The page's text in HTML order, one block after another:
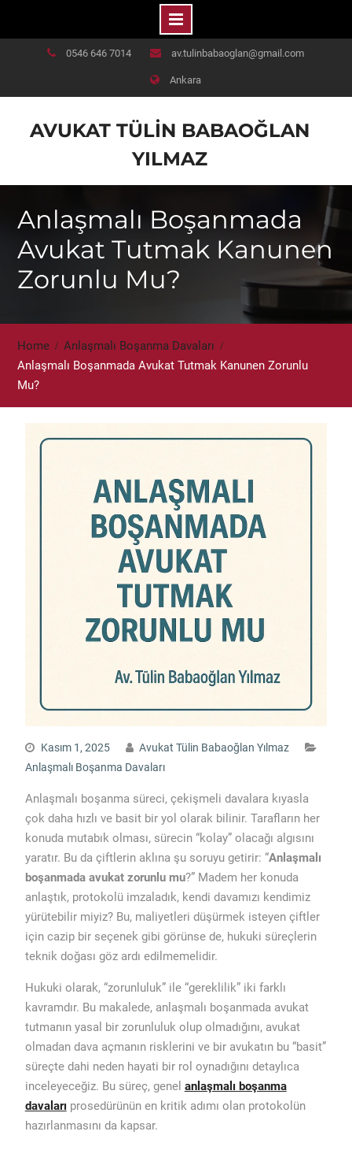
0546 646 7014 av.tulinbabaoglan@gmail.com
Ankara
AVUKAT TÜLIN BABAOĞLAN
YILMAZ
Anlaşmalı Boşanmada
Avukat Tutmak Kanunen
Zorunlu Mu?
Home
Anlaşmalı Boşanma Davaları
Anlaşmalı Boşanmada Avukat Tutmak Kanunen Zorunlu
Mu?
Kasım 1, 2025
Avukat Tülin Babaoğlan Yılmaz
Anlaşmalı Boşanma Davaları
Anlaşmalı boşanma süreci, çekişmeli davalara kıyasla
çok daha hızlı ve basit bir yol olarak bilinir. Tarafların her
konuda mutabık olması, sürecin “kolay” olacağı algısını
yaratır. Bu da çiftlerin aklına şu soruyu getirir: “Anlaşmalı
boşanmada avukat zorunlu mu?” Madem her konuda
anlaştık, protokolü imzaladık, kendi davamızı kendimiz
yürütebilir miyiz? Bu, maliyetleri düşürmek isteyen çiftler
için cazip bir seçenek gibi görünse de, hukuki süreçlerin
teknik doğası göz ardı edilmemelidir.
Hukuki olarak, “zorunluluk” ile “gereklilik” iki farklı
kavramdır. Bu makalede, anlaşmalı boşanmada avukat
tutmanın yasal bir zorunluluk olup olmadığını, avukat
olmadan dava açmanın risklerini ve bir avukatın bu “basit”
süreçte dahi neden hayati bir rol oynadığını detaylıca
inceleyeceğiz. Bu süreç, genel anlaşmalı boşanma
davaları prosedürünün en kritik adımı olan protokolün
hazırlanmasını da kapsar.